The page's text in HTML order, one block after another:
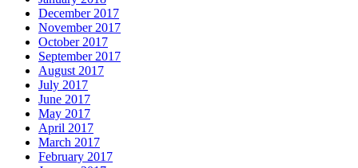
December 2017
November 2017
October 2017
September 2017
August 2017
July 2017
June 2017
May 2017
April 2017
March 2017
February 2017